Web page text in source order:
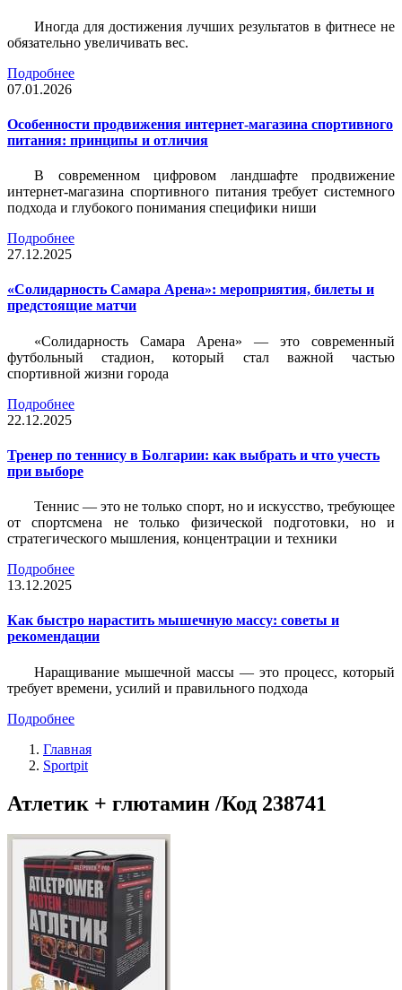
Иногда для достижения лучших результатов в фитнесе не
обязательно увеличивать вес.
Подробнее
07.01.2026
Особенности продвижения интернет-магазина спортивного
питания: принципы и отличия
В современном цифровом ландшафте продвижение
интернет-магазина спортивного питания требует системного
подхода и глубокого понимания специфики ниши
Подробнее
27.12.2025
«Солидарность Самара Арена»: мероприятия, билеты и
предстоящие матчи
«Солидарность Самара Арена» — это современный
футбольный стадион, который стал важной частью
спортивной жизни города
Подробнее
22.12.2025
Тренер по теннису в Болгарии: как выбрать и что учесть
при выборе
Теннис — это не только спорт, но и искусство, требующее
от спортсмена не только физической подготовки, но и
стратегического мышления, концентрации и техники
Подробнее
13.12.2025
Как быстро нарастить мышечную массу: советы и
рекомендации
Наращивание мышечной массы — это процесс, который
требует времени, усилий и правильного подхода
Подробнее
Главная
Sportpit
Атлетик + глютамин /Код 238741